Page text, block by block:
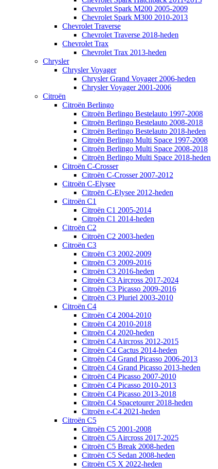
Chevrolet Spark M200 2005-2009
Chevrolet Spark M300 2010-2013
Chevrolet Traverse
Chevrolet Traverse 2018-heden
Chevrolet Trax
Chevrolet Trax 2013-heden
Chrysler
Chrysler Voyager
Chrysler Grand Voyager 2006-heden
Chrysler Voyager 2001-2006
Citroën
Citroën Berlingo
Citroën Berlingo Bestelauto 1997-2008
Citroën Berlingo Bestelauto 2008-2018
Citroën Berlingo Bestelauto 2018-heden
Citroën Berlingo Multi Space 1997-2008
Citroën Berlingo Multi Space 2008-2018
Citroën Berlingo Multi Space 2018-heden
Citroën C-Crosser
Citroën C-Crosser 2007-2012
Citroën C-Elysee
Citroën C-Elysee 2012-heden
Citroën C1
Citroën C1 2005-2014
Citroën C1 2014-heden
Citroën C2
Citroën C2 2003-heden
Citroën C3
Citroën C3 2002-2009
Citroën C3 2009-2016
Citroën C3 2016-heden
Citroën C3 Aircross 2017-2024
Citroën C3 Picasso 2009-2016
Citroën C3 Pluriel 2003-2010
Citroën C4
Citroën C4 2004-2010
Citroën C4 2010-2018
Citroën C4 2020-heden
Citroën C4 Aircross 2012-2015
Citroën C4 Cactus 2014-heden
Citroën C4 Grand Picasso 2006-2013
Citroën C4 Grand Picasso 2013-heden
Citroën C4 Picasso 2007-2010
Citroën C4 Picasso 2010-2013
Citroën C4 Picasso 2013-2018
Citroën C4 Spacetourer 2018-heden
Citroën e-C4 2021-heden
Citroën C5
Citroën C5 2001-2008
Citroën C5 Aircross 2017-2025
Citroën C5 Break 2008-heden
Citroën C5 Sedan 2008-heden
Citroën C5 X 2022-heden